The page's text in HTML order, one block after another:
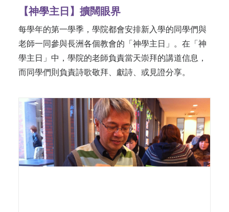
【神學主日】擴闊眼界
每學年的第一學季，學院都會安排新入學的同學們與
老師一同參與長洲各個教會的「神學主日」。在「神
學主日」中，學院的老師負責當天崇拜的講道信息，
而同學們則負責詩歌敬拜、獻詩、或見證分享。